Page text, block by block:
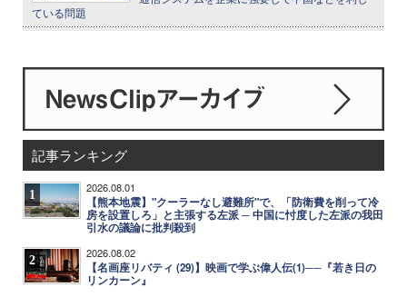
ている問題
記事ランキング
1 2026.08.01
【熊本地震】"クーラーなし避難所"で、「防衛費を削って冷
房を設置しろ」と主張する左派 ─ 中国に忖度した左派の我田
引水の議論に批判殺到
2 2026.08.02
【名画座リバティ (29)】映画で学ぶ偉人伝(1)──『若き日の
リンカーン』